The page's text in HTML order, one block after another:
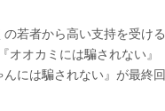
若者から高い支持を受ける
オオカミには騙されない』
には騙されない』が最終回